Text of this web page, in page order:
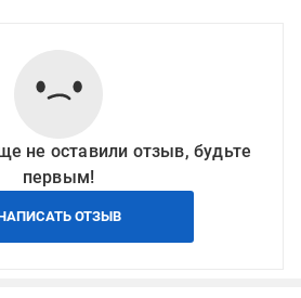
не оставили отзыв, будьте
первым!
ОТЗЫВ